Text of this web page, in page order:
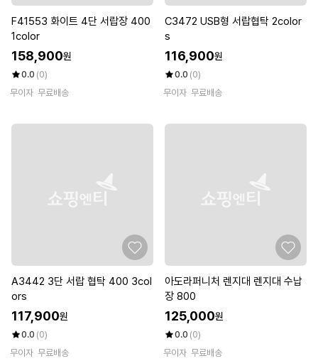
F41553 화이트 4단 서랍장 400
1color
158,900원
0.0 (0)
무이자 무료배송
C3472 USB형 서랍협탁 2color
s
116,900원
0.0 (0)
무이자 무료배송
A3442 3단 서랍 협탁 400 3col
ors
117,900원
0.0 (0)
무이자 무료배송
아도라퍼니처 렌지대 렌지대 수납
장 800
125,000원
0.0 (0)
무이자 무료배송